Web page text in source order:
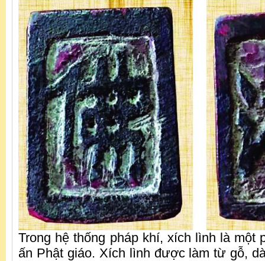
Trong hệ thống pháp khí, xích lình là một
ấn Phật giáo. Xích lình được làm từ gỗ,